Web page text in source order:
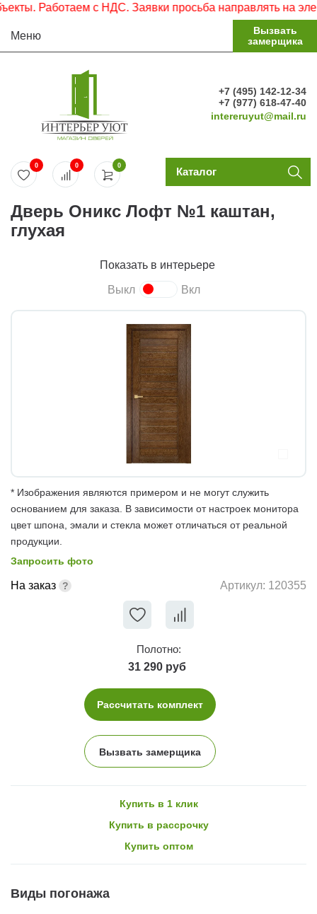
Работаем с НДС. Заявки просьба направлять на
Меню
Вызвать
замерщика
+7 (495) 142-12-34
+7 (977) 618-47-40
intereruyut@mail.ru
0
0 0 Каталог
Дверь Оникс Лофт №1 каштан,
глухая
Показать в интерьере
Выкл Вкл
* Изображения являются примером и не могут служить
основанием для заказа. В зависимости от настроек монитора
цвет шпона, эмали и стекла может отличаться от реальной
продукции.
Запросить фото
На заказ Артикул: 120355
Полотно:
31 290 руб
Рассчитать комплект
Вызвать замерщика
Купить в 1 клик
Купить в рассрочку
Купить оптом
Виды погонажа